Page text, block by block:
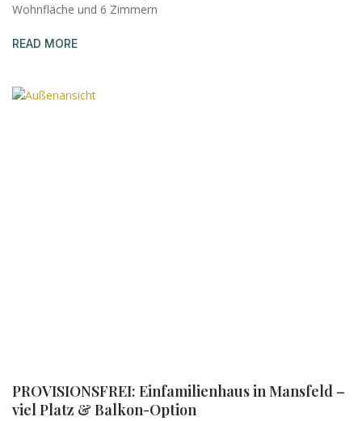
Wohnfläche und 6 Zimmern
READ MORE
PROVISIONSFREI: Einfamilienhaus in Mansfeld –
viel Platz & Balkon-Option